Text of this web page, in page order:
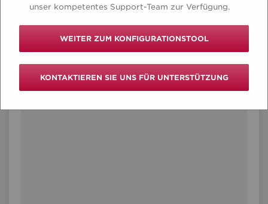
unser kompetentes Support-Team zur Verfügung.
WEITER ZUM KONFIGURATIONSTOOL
KONTAKTIEREN SIE UNS FÜR UNTERSTÜTZUNG